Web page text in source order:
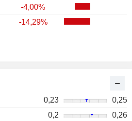
-4,00%
-14,29%
0,23
0,25
0,2
0,26